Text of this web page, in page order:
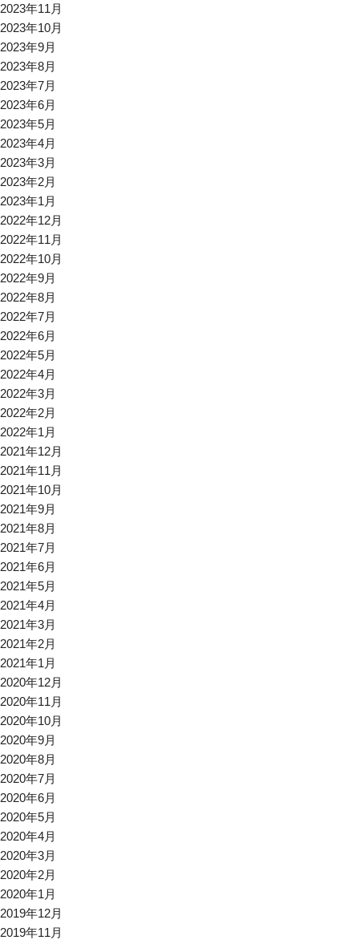
2023年11月
2023年10月
2023年9月
2023年8月
2023年7月
2023年6月
2023年5月
2023年4月
2023年3月
2023年2月
2023年1月
2022年12月
2022年11月
2022年10月
2022年9月
2022年8月
2022年7月
2022年6月
2022年5月
2022年4月
2022年3月
2022年2月
2022年1月
2021年12月
2021年11月
2021年10月
2021年9月
2021年8月
2021年7月
2021年6月
2021年5月
2021年4月
2021年3月
2021年2月
2021年1月
2020年12月
2020年11月
2020年10月
2020年9月
2020年8月
2020年7月
2020年6月
2020年5月
2020年4月
2020年3月
2020年2月
2020年1月
2019年12月
2019年11月